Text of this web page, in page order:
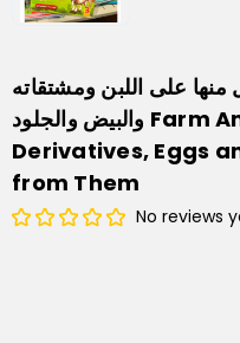
على اللبن ومشتقاته
والبيض والجلود Farm Animals: Milk and Its
Derivatives, Eggs
from Them
No reviews